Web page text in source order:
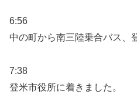
6:56
中の町から南三陸乗合バス、
7:38
登米市役所に着きました。